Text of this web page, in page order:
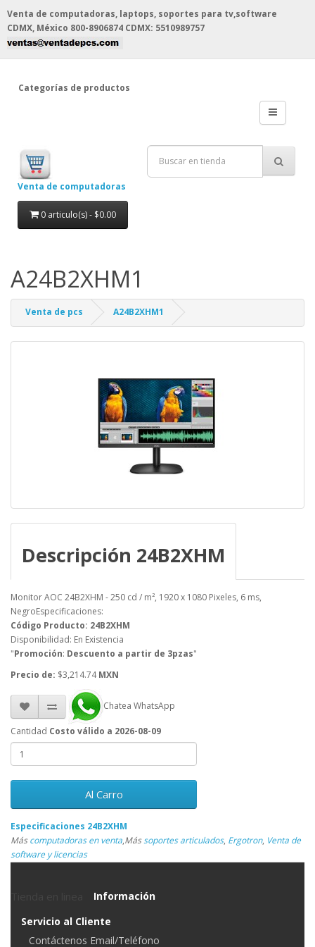
Venta de computadoras, laptops, soportes para tv,software
CDMX, México 800-8906874 CDMX: 5510989757
Categorías de productos
Venta de computadoras
0 articulo(s) - $0.00
A24B2XHM1
Venta de pcs A24B2XHM1
Descripción 24B2XHM
Monitor AOC 24B2XHM - 250 cd / m², 1920 x 1080 Pixeles, 6 ms,
NegroEspecificaciones:
Código Producto: 24B2XHM
Disponibilidad: En Existencia
"Promoción: Descuento a partir de 3pzas"
Precio de: $3,214.74MXN
Chatea WhatsApp
Cantidad Costo válido a 2026-08-09
Al Carro
Especificaciones 24B2XHM
Máscomputadoras en venta,Mássoportes articulados, Ergotron, Venta de
software y licencias
Información
Servicio al Cliente
Contáctenos Email/Teléfono